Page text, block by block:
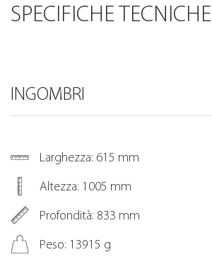
SPECIFICHE TECNICHE
INGOMBRI
Larghezza: 615 mm
Altezza: 1005 mm
Profondità: 833 mm
Peso: 13915 g